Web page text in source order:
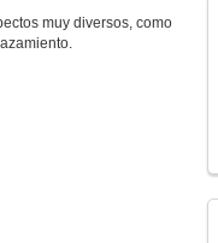
muy diversos, como